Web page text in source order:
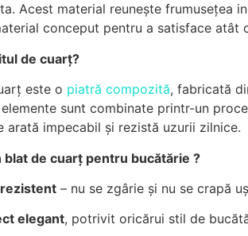
Acest material reunește frumusețea
conceput pentru a satisface atât
de cuarț?
este o piatră compozită, fabricată
sunt combinate printr-un
arată impecabil și rezistă uzurii zilnice.
blat de cuarț pentru bucătărie ?
– nu se zgârie și nu se crapă
elegant, potrivit oricărui stil de